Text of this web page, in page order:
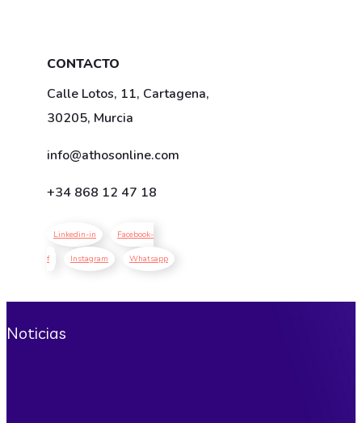
CONTACTO
Calle Lotos, 11, Cartagena,
30205, Murcia
info@athosonline.com
+34 868 12 47 18
Linkedin-in Facebook-
f Instagram Whatsapp
Noticias